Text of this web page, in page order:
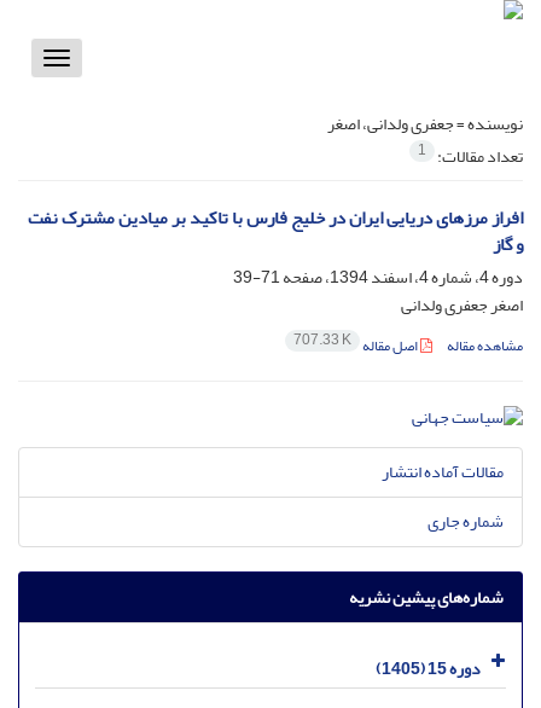
Toggle
نویسنده =جعفری ولدانی، اصغر
تعداد مقالات: 1
افراز مرزهای دریایی ایران در خلیج فارس با تاکید بر میادین مشترک نفت
و گاز
دوره 4، شماره 4، اسفند 1394، صفحه
71-39
اصغر جعفری ولدانی
مشاهده مقاله اصل مقاله 707.33 K
مقالات آماده انتشار
شماره جاری
شماره‌های پیشین نشریه
دوره 15 (1405)